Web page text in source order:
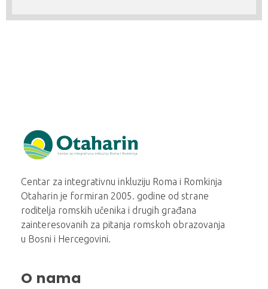
Centar za integrativnu inkluziju Roma i Romkinja
Otaharin je formiran 2005. godine od strane
roditelja romskih učenika i drugih građana
zainteresovanih za pitanja romskoh obrazovanja
u Bosni i Hercegovini.
O nama